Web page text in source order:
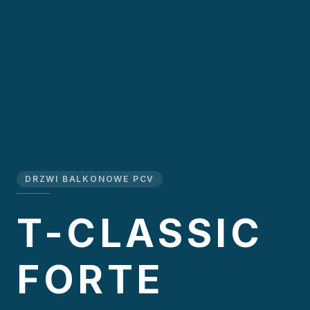
DRZWI BALKONOWE PCV
T-CLASSIC
FORTE